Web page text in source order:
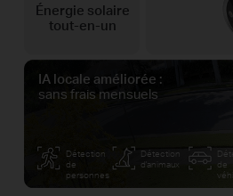
Énergie solaire
tout-en-un
IA locale améliorée :
sans frais mensuels
Détection
de
personnes
Détection
d'animaux
de